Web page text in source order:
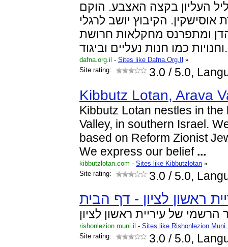
העליון בקצה האצבע. הוקם
הקיבוץ יושב לרגלי
ומתפרנס מחקלאות חרושת
וחנויות כמו חנות נעליים וביגוד.
dafna.org.il - Sites like Dafna.Org.Il
»
Site rating:
3.0 / 5.0,
Kibbutz Lotan, Arava
Kibbutz Lotan nestles in the
Valley, in southern Israel.
based on Reform Zionist
We express our belief ...
kibbutzlotan.com - Sites like Kibbutzlotan »
Site rating:
3.0 / 5.0,
ראשון לציון - דף הבית
של עיריית ראשון לציון
rishonlezion.muni.il - Sites like
Site rating:
3.0 / 5.0,